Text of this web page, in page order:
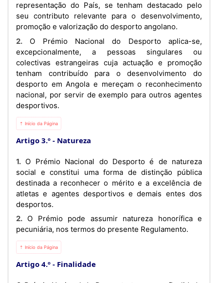
representação do País, se tenham destacado pelo
seu contributo relevante para o desenvolvimento,
promoção e valorização do desporto angolano.
2. O Prémio Nacional do Desporto aplica-se,
excepcionalmente, a pessoas singulares ou
colectivas estrangeiras cuja actuação e promoção
tenham contribuído para o desenvolvimento do
desporto em Angola e mereçam o reconhecimento
nacional, por servir de exemplo para outros agentes
desportivos.
⇡ Início da Página
Artigo 3.º Natureza
1. O Prémio Nacional do Desporto é de natureza
social e constitui uma forma de distinção pública
destinada a reconhecer o mérito e a excelência de
atletas e agentes desportivos e demais entes dos
desportos.
2. O Prémio pode assumir natureza honorífica e
pecuniária, nos termos do presente Regulamento.
⇡ Início da Página
Artigo 4.º Finalidade